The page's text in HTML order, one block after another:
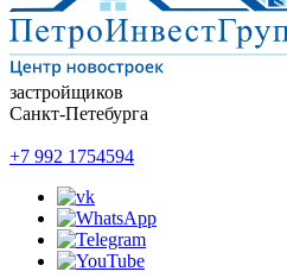
застройщиков
Санкт-Петебурга
+7 992 1754594